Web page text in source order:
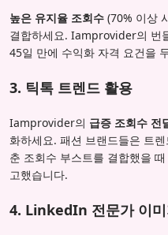
높은 유지율 조회수 (70% 이상
결합하세요. Iamprovider의 번
45일 만에 수익화 자격 요건을
3. 틱톡 트렌드 활용
Iamprovider의 급증 조회수 전
화하세요. 패션 브랜드들은 트
춘 조회수 부스트를 결합했을
고했습니다.
4. LinkedIn 전문가 이